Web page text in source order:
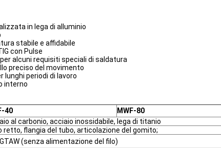
in lega di alluminio
stabile e affidabile
con Pulse
alcuni requisiti speciali di saldatura
preciso del movimento
periodi di lavoro
interno
40 MWF-80
al carbonio, acciaio inossidabile, lega di titanio
retto, flangia del tubo, articolazione del gomito;
(senza alimentazione del filo)